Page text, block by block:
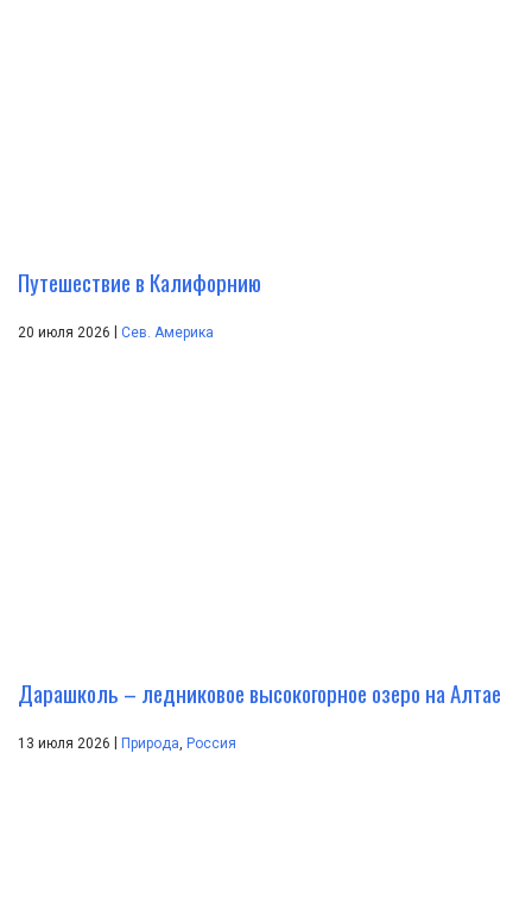
Путешествие в Калифорнию
20 июля 2026 Сев. Америка
Дарашколь – ледниковое высокогорное озеро на Алтае
13 июля 2026 Природа, Россия